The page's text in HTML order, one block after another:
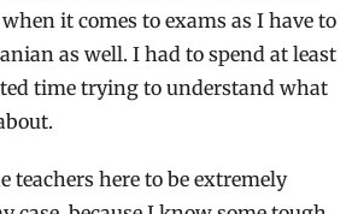
it comes to exams as I have to
as well. I had to spend at least
time trying to understand what
teachers here to be extremely